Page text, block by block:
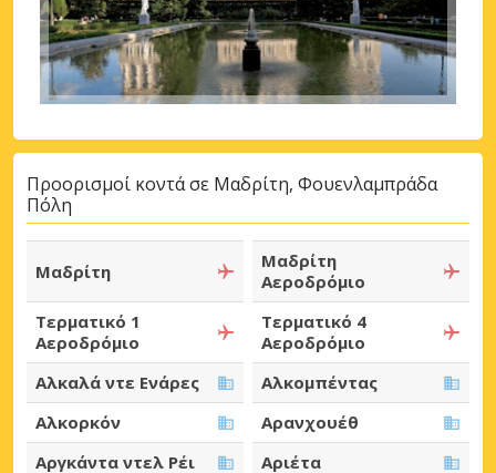
Προορισμοί κοντά σε Μαδρίτη, Φουενλαμπράδα
Πόλη
Μαδρίτη
Μαδρίτη
Αεροδρόμιο
Τερματικό 1
Αεροδρόμιο
Τερματικό 4
Αεροδρόμιο
Αλκαλά ντε Ενάρες
Αλκομπέντας
Αλκορκόν
Αρανχουέθ
Αργκάντα ντελ Ρέι
Αριέτα